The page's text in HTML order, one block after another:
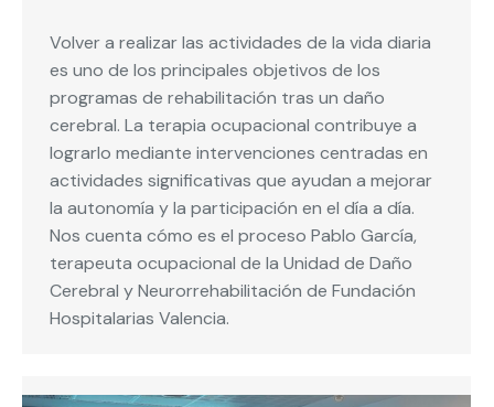
Volver a realizar las actividades de la vida diaria
es uno de los principales objetivos de los
programas de rehabilitación tras un daño
cerebral. La terapia ocupacional contribuye a
lograrlo mediante intervenciones centradas en
actividades significativas que ayudan a mejorar
la autonomía y la participación en el día a día.
Nos cuenta cómo es el proceso Pablo García,
terapeuta ocupacional de la Unidad de Daño
Cerebral y Neurorrehabilitación de Fundación
Hospitalarias Valencia.